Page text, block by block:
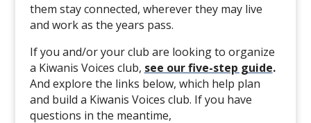
them stay connected, wherever they may live
and work as the years pass.
If you and/or your club are looking to organize
a Kiwanis Voices club, see our five-step guide.
And explore the links below, which help plan
and build a Kiwanis Voices club. If you have
questions in the meantime,